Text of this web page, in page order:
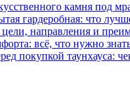
камня под
гардеробная: что
направления и
всё, что нужно
покупкой таунхауса: